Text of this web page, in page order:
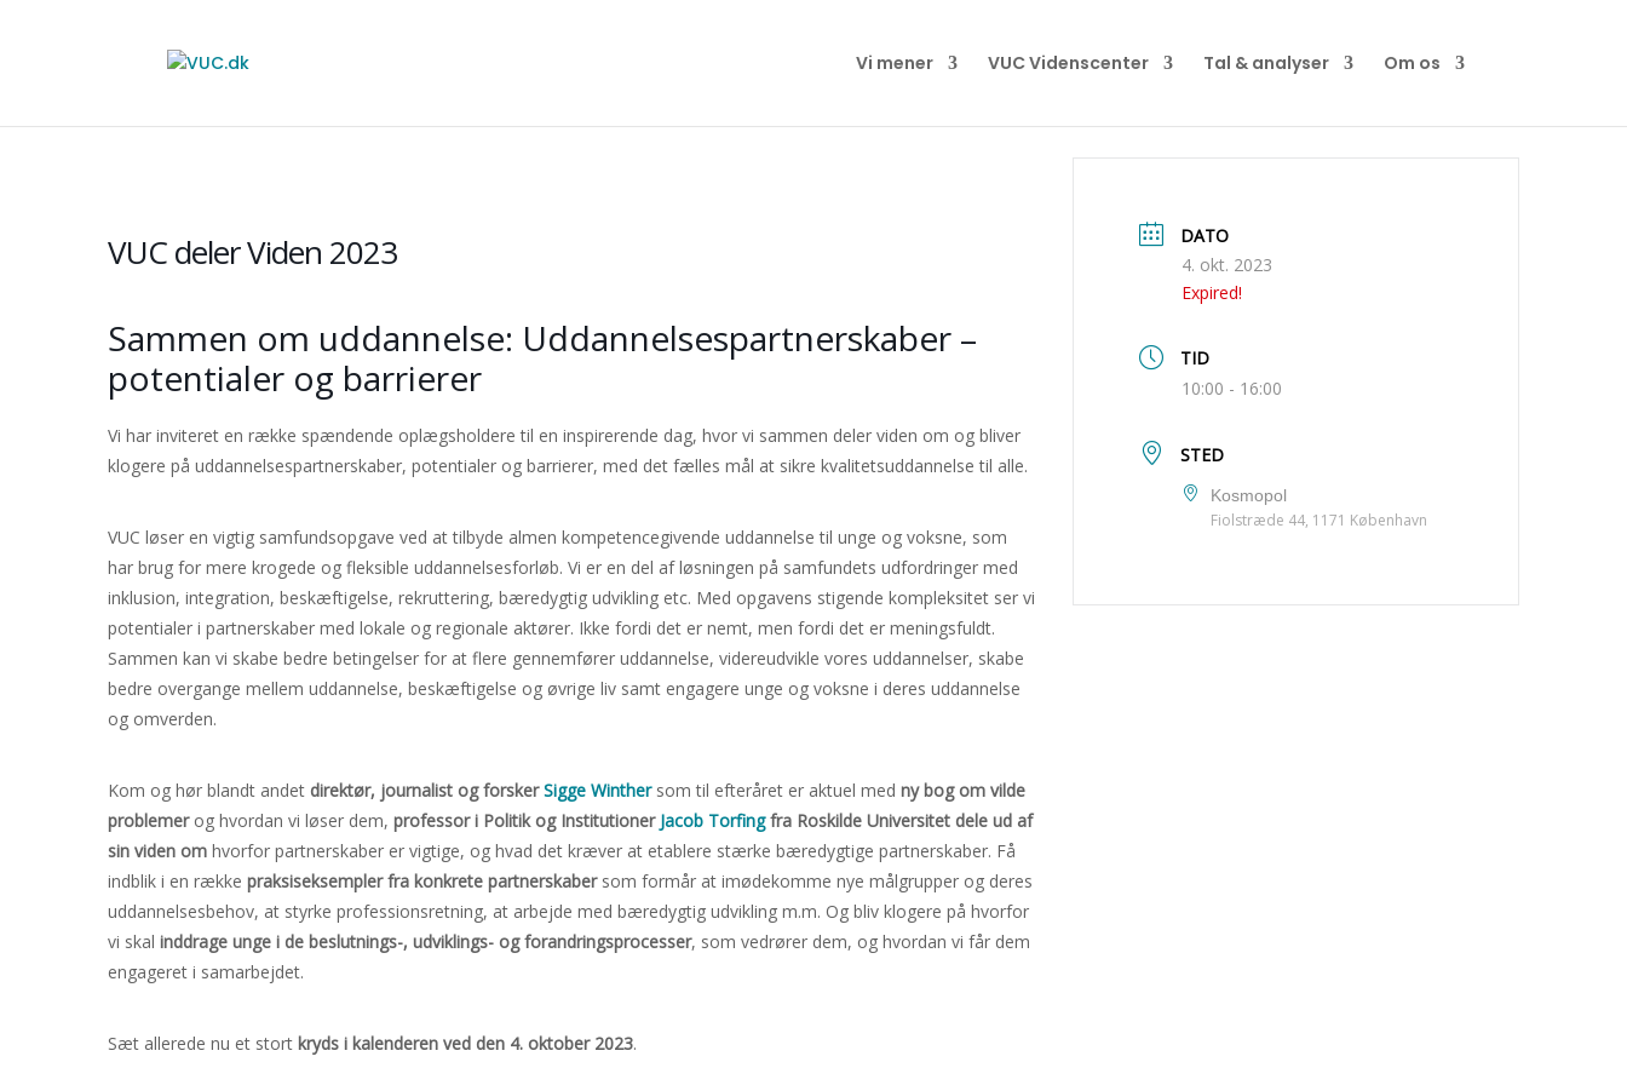
Vi mener VUC Videnscenter Tal & analyser Om os
VUC deler Viden 2023
Sammen om uddannelse: Uddannelsespartnerskaber –
potentialer og barrierer
Vi har inviteret en række spændende oplægsholdere til en inspirerende dag, hvor vi sammen deler viden om og bliver
klogere på uddannelsespartnerskaber, potentialer og barrierer, med det fælles mål at sikre kvalitetsuddannelse til alle.
VUC løser en vigtig samfundsopgave ved at tilbyde almen kompetencegivende uddannelse til unge og voksne, som
har brug for mere krogede og fleksible uddannelsesforløb. Vi er en del af løsningen på samfundets udfordringer med
inklusion, integration, beskæftigelse, rekruttering, bæredygtig udvikling etc. Med opgavens stigende kompleksitet ser vi
potentialer i partnerskaber med lokale og regionale aktører. Ikke fordi det er nemt, men fordi det er meningsfuldt.
Sammen kan vi skabe bedre betingelser for at flere gennemfører uddannelse, videreudvikle vores uddannelser, skabe
bedre overgange mellem uddannelse, beskæftigelse og øvrige liv samt engagere unge og voksne i deres uddannelse
og omverden.
Kom og hør blandt andet direktør, journalist og forskerSigge Winthersom til efteråret er aktuel med ny bog om vilde
problemerog hvordan vi løser dem, professor i Politik og Institutioner Jacob Torfingfra Roskilde Universitet dele ud af
sin viden om hvorfor partnerskaber er vigtige, og hvad det kræver at etablere stærke bæredygtige partnerskaber. Få
indblik i en række praksiseksempler fra konkrete partnerskabersom formår at imødekomme nye målgrupper og deres
uddannelsesbehov, at styrke professionsretning, at arbejde med bæredygtig udvikling m.m. Og bliv klogere på hvorfor
vi skal inddrage unge i de beslutnings-, udviklings- og forandringsprocesser, som vedrører dem, og hvordan vi får dem
engageret i samarbejdet.
Sæt allerede nu et stort kryds i kalenderen ved den 4. oktober 2023.
4. okt. 2023
Expired!
10:00 - 16:00
Kosmopol
Fiolstræde 44, 1171 København